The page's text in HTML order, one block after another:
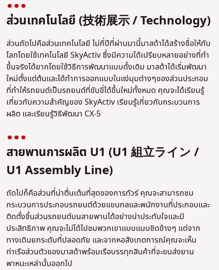
ส่วนเทคโนโลยี (技術展示 / Technology)
ส่วนถัดไปคือส่วนเทคโนโลยี ไม่กี่ปีที่ผ่านมานี้มาสด้าได้สร้างชื่อให้กับ
โลกโดยใช้เทคโนโลยี SkyActiv ซึ่งมีความได้เปรียบหลายอย่างที่ทำ
ขึ้นจริงได้ยากโดยใช้วิธีการพัฒนาแบบดั้งเดิม มาสด้าได้เริ่มพัฒนา
ใหม่ตั้งแต่ต้นและได้ทำการออกแบบในแง่มุมต่างๆของส่วนประกอบ
ที่ทำให้รถยนต์เป็นรถยนต์ที่ขับขี่ได้ขึ้นใหม่ทั้งหมด คุณจะได้เรียนรู้
เกี่ยวกับความสำคัญของ SkyActiv เรียนรู้เกี่ยวกับกระบวนการ
ผลิต และเรียนรู้วิธีพัฒนา CX-5
สายพานการผลิต U1 (U1 組立ライン /
U1 Assembly Line)
ถัดไปก็คือส่วนที่น่าตื่นเต้นที่สุดของการทัวร์ คุณจะสามารถชม
กระบวนการประกอบรถยนต์ด้วยแขนกลและพนักงานที่ประกอบและ
ติดตั้งชิ้นส่วนรถยนต์บนสายพานได้อย่างน่าประทับใจและมี
ประสิทธิภาพ คุณจะไม่ได้ไปชมพวกเขาแบบแนบชิดข้างๆ แต่จาก
ทางเดินยกระดับที่ปลอดภัย และจากหอสังเกตการณ์คุณจะเห็น
ท่าเรือส่วนตัวของมาสด้าพร้อมเรือบรรทุกสินค้าที่จะขนส่งยาน
พาหนะเหล่านั้นออกไป